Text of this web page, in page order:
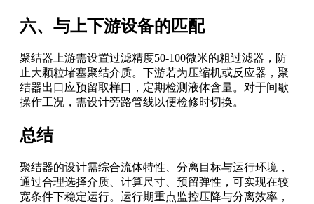
六、与上下游设备的匹配
聚结器上游需设置过滤精度50-100微米的粗过滤器，防
止大颗粒堵塞聚结介质。下游若为压缩机或反应器，聚
结器出口应预留取样口，定期检测液体含量。对于间歇
操作工况，需设计旁路管线以便检修时切换。
总结
聚结器的设计需综合流体特性、分离目标与运行环境，
通过合理选择介质、计算尺寸、预留弹性，可实现在较
宽条件下稳定运行。运行期重点监控压降与分离效率，